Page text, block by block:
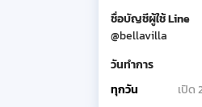
ชื่อบัญชีผู้ใช้ Line
@bellavilla
วันทำการ
ทุกวัน
เปิด